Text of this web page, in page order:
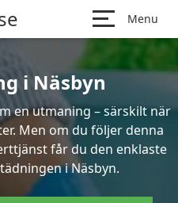
Menu
i Näsbyn
en utmaning – särskilt när
Men om du följer denna
får du den enklaste
i Näsbyn.